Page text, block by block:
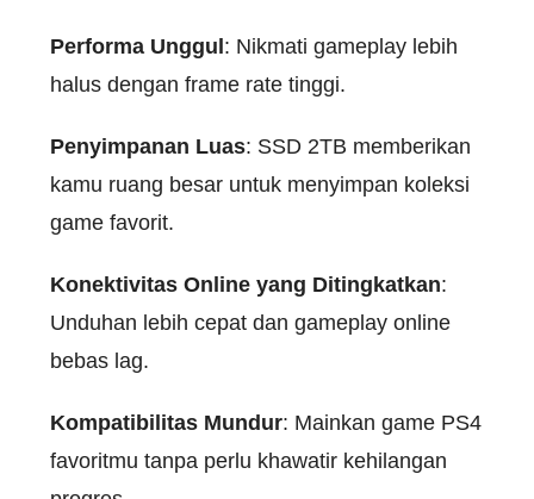
Performa Unggul : Nikmati gameplay lebih
halus dengan frame rate tinggi.
Penyimpanan Luas: SSD 2TB memberikan
kamu ruang besar untuk menyimpan koleksi
game favorit.
Konektivitas Online yang Ditingkatkan:
Unduhan lebih cepat dan gameplay online
bebas lag.
Kompatibilitas Mundur: Mainkan game PS4
favoritmu tanpa perlu khawatir kehilangan